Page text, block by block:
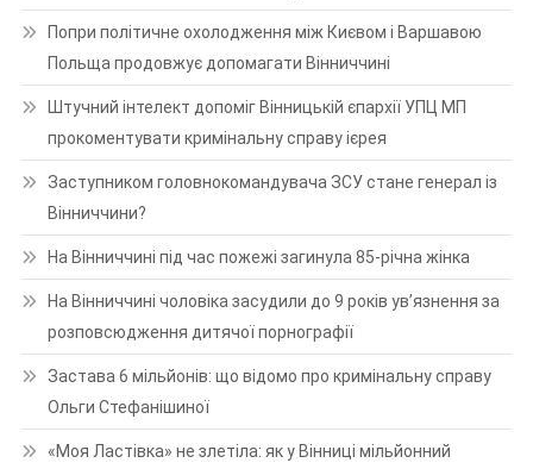
Попри політичне охолодження між Києвом і Варшавою
Польща продовжує допомагати Вінниччині
Штучний інтелект допоміг Вінницькій єпархії УПЦ МП
прокоментувати кримінальну справу ієрея
Заступником головнокомандувача ЗСУ стане генерал із
Вінниччини?
На Вінниччині під час пожежі загинула 85-річна жінка
На Вінниччині чоловіка засудили до 9 років ув’язнення за
розповсюдження дитячої порнографії
Застава 6 мільйонів: що відомо про кримінальну справу
Ольги Стефанішиної
«Моя Ластівка» не злетіла: як у Вінниці мільйонний